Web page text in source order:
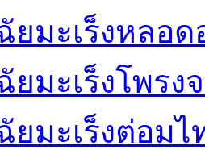
ยมะเร็งหลอด
ยมะเร็งโพรง
ยมะเร็งต่อมไ